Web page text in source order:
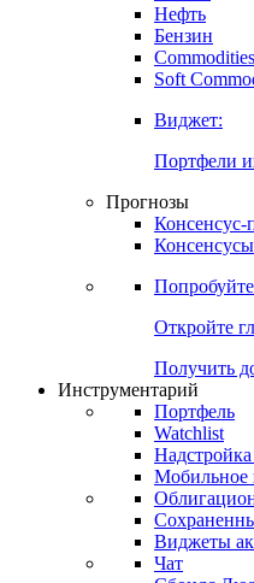
Карта
Commodities
Золото
Бензин
Soft
Виджет:
Портфели
Прогнозы
Консенсусы
Откройте
Получить
Инструментарий
Портфель
Watchlist
Мобильное